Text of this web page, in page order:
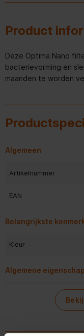
Product
Deze Optima Nano
bacterievorming en
maanden te worden
Algemeen
Artikelnummer
EAN
Belangrijkste
Kleur
Algemene